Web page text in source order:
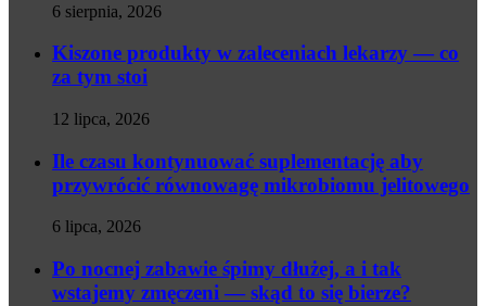
6 sierpnia, 2026
Kiszone produkty w zaleceniach lekarzy — co
za tym stoi
12 lipca, 2026
Ile czasu kontynuować suplementację aby
przywrócić równowagę mikrobiomu jelitowego
6 lipca, 2026
Po nocnej zabawie śpimy dłużej, a i tak
wstajemy zmęczeni — skąd to się bierze?